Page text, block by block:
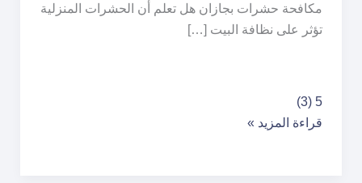
مكافحة حشرات بجازان هل تعلم أن الحشرات المنزلية
تؤثر على نظافة البيت […]
مكافحة
حشرات
5 (3)
قراءة المزيد »